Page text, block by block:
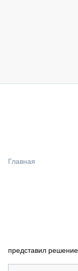
СПЕЦПРОЕКТЫ
Главная
представил